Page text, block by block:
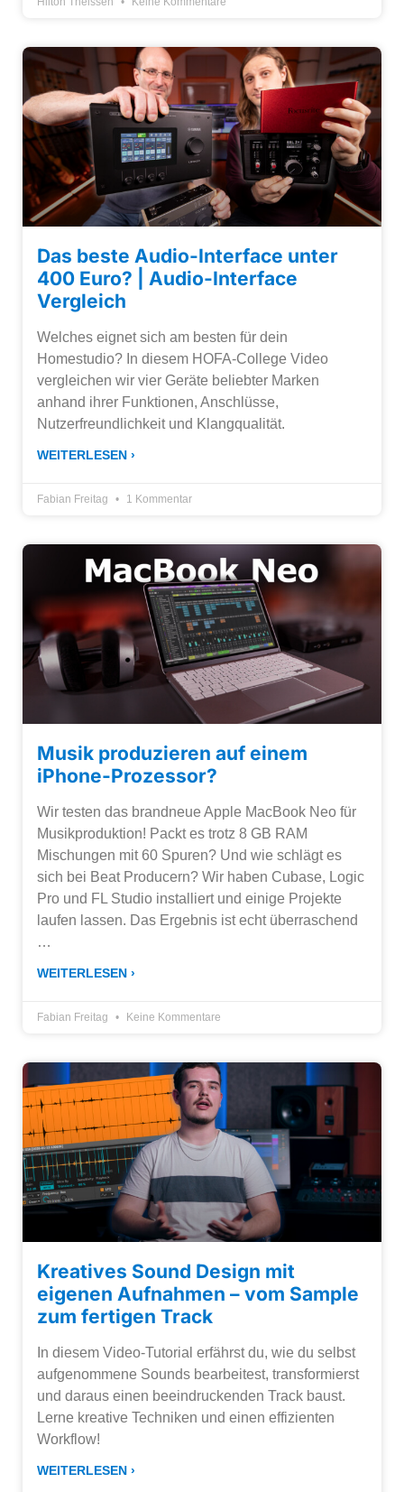
Das beste Audio-Interface unter
400 Euro? | Audio-Interface
Vergleich
Welches eignet sich am besten für dein
Homestudio? In diesem HOFA-College Video
vergleichen wir vier Geräte beliebter Marken
anhand ihrer Funktionen, Anschlüsse,
Nutzerfreundlichkeit und Klangqualität.
WEITERLESEN ›
Fabian Freitag 1 Kommentar
Musik produzieren auf einem
iPhone-Prozessor?
Wir testen das brandneue Apple MacBook Neo für
Musikproduktion! Packt es trotz 8 GB RAM
Mischungen mit 60 Spuren? Und wie schlägt es
sich bei Beat Producern? Wir haben Cubase, Logic
Pro und FL Studio installiert und einige Projekte
laufen lassen. Das Ergebnis ist echt überraschend
…
WEITERLESEN ›
Fabian Freitag Keine Kommentare
Kreatives Sound Design mit
eigenen Aufnahmen – vom Sample
zum fertigen Track
In diesem Video-Tutorial erfährst du, wie du selbst
aufgenommene Sounds bearbeitest, transformierst
und daraus einen beeindruckenden Track baust.
Lerne kreative Techniken und einen effizienten
Workflow!
WEITERLESEN ›